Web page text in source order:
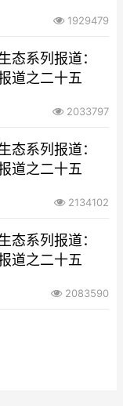
1929479
态系列报道：
道之二十五​​​​​​​​​​​​​​
2033797
态系列报道：
道之二十五​​​​​​​​​​​​​​
2134102
态系列报道：
道之二十五​​​​​​​​​​​​​​
2083590